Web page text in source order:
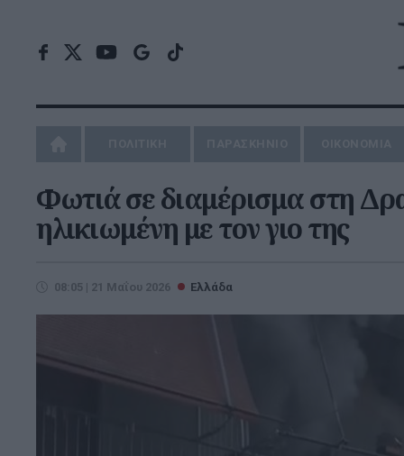
Φωτιά σε διαμέρισμα στη
ηλικιωμένη με τον γιο της
08:05 | 21 Μαΐου 2026 Ελλάδα